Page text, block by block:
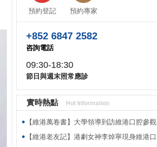
預約登記 預約專家
+852 6847 2582
咨詢電話
09:30-18:30
節日與週末照常應診
實時熱點 Hot Information
【維港萬卷書】大學領導到訪維港口腔參觀交流 高度讚賞院感消毒與規範化管理
【維港老友記】港劇女神李焯寧現身維港口腔擔任一日店長，分享護牙心得